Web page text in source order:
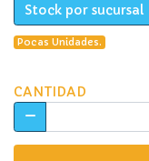
Stock por sucursal
Pocas Unidades.
CANTIDAD